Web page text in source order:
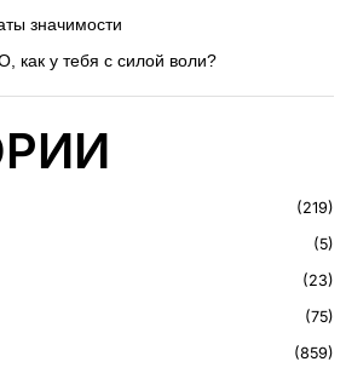
значимости
как у тебя с силой воли?
219
5
23
75
859